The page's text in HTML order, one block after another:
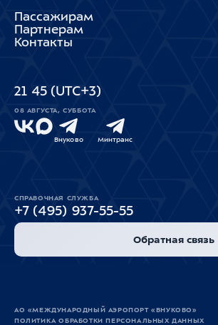
Пассажирам
Партнерам
Контакты
21 45 (UTC+3)
08 АВГУСТА, СУББОТА
Внуково Минтранс
СПРАВОЧНАЯ СЛУЖБА
+7 (495) 937-55-55
Обратная связь
АО «МЕЖДУНАРОДНЫЙ АЭРОПОРТ «ВНУКОВО»
ПОЛИТИКА ОБРАБОТКИ ПЕРСОНАЛЬНЫХ ДАННЫХ